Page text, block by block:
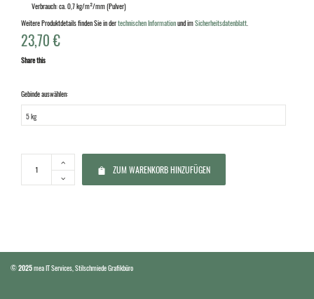
Verbrauch: ca. 0,7 kg/m²/mm (Pulver)
Weitere Produktdetails finden Sie in dertechnischen Informationund imSicherheitsdatenblatt.
23,70€
Gebinde auswählen:
ZUM WARENKORB HINZUFÜGEN
Share this
©2025mea IT Services,Stilschmiede Grafikbüro